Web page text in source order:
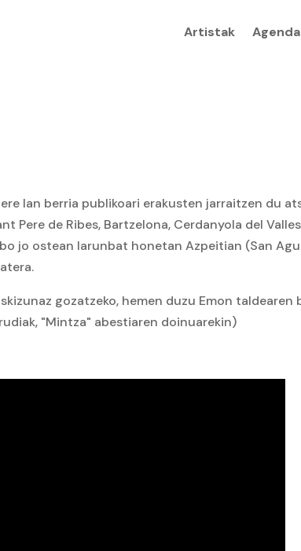
Artistak Agenda
lan berria publikoari erakusten jarraitzen du
Pere de Ribes, Bartzelona, Cerdanyola del
jo ostean larunbat honetan Azpeitian (San
gozatzeko, hemen duzu Emon taldearen
"Mintza" abestiaren doinuarekin)